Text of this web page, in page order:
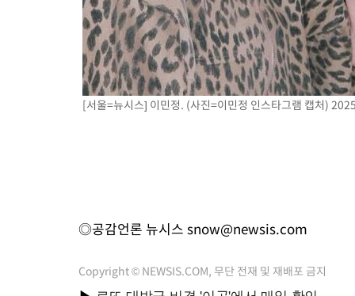
[서울=뉴시스] 이민정. (사진=이민정 인스타그램 캡처)
◎공감언론 뉴시스 snow@newsis.com
Copyright © NEWSIS.COM, 무단 전재 및 재배포 금지